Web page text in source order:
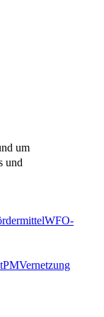
um
und
WFO-
PMVernetzung